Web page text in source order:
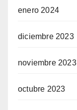
enero 2024
diciembre 2023
noviembre 2023
octubre 2023